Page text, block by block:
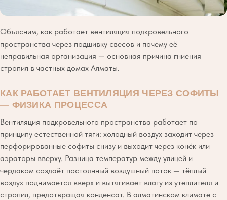
Объясним, как работает вентиляция подкровельного
пространства через подшивку свесов и почему её
неправильная организация — основная причина гниения
стропил в частных домах Алматы.
КАК РАБОТАЕТ ВЕНТИЛЯЦИЯ ЧЕРЕЗ СОФИТЫ
— ФИЗИКА ПРОЦЕССА
Вентиляция подкровельного пространства работает по
принципу естественной тяги: холодный воздух заходит через
перфорированные софиты снизу и выходит через конёк или
аэраторы вверху. Разница температур между улицей и
чердаком создаёт постоянный воздушный поток — тёплый
воздух поднимается вверх и вытягивает влагу из утеплителя и
стропил, предотвращая конденсат. В алматинском климате с